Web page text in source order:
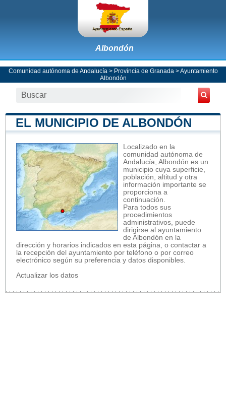
Albondón
Comunidad autónoma de Andalucía > Provincia de Granada >Ayuntamiento
Albondón
EL MUNICIPIO DE ALBONDÓN
Localizado en la
comunidad autónoma de
Andalucía, Albondón es un
municipio cuya superficie,
población, altitud y otra
información importante se
proporciona a
continuación.
Para todos sus
procedimientos
administrativos, puede
dirigirse al ayuntamiento
de Albondón en la
dirección y horarios indicados en esta página, o contactar a
la recepción del ayuntamiento por teléfono o por correo
electrónico según su preferencia y datos disponibles.
Actualizar los datos